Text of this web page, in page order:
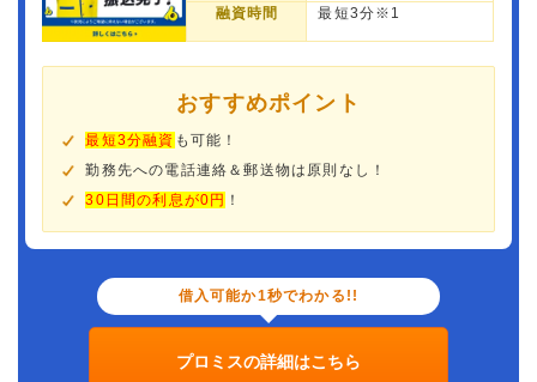
融資時間 最短3分※1
おすすめポイント
最短3分融資 も可能！
勤務先への電話連絡＆郵送物は原則なし！
30日間の利息が0円 ！
借入可能か1秒でわかる!!
プロミスの詳細はこちら